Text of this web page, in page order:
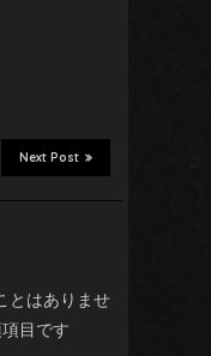
Next Post
とはありませ
目です